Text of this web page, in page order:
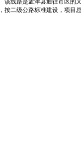
线路是孟津县通往市区的又
按二级公路标准建设，项目